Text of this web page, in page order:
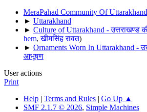
MeraPahad Community Of
► Uttarakhand
► Culture of Uttarakhand - उत्तराखण्ड
hem,खीमसिंह रावत)
► Ornaments Worn In Uttarakhand -
आभूषण
User actions
Print
Help | Terms and Rules | Go Up ▲
SMF 2.1.7 © 2026, Simple Machines